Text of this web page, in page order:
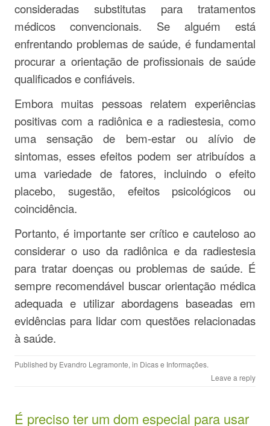
consideradas substitutas para tratamentos
médicos convencionais. Se alguém está
enfrentando problemas de saúde, é fundamental
procurar a orientação de profissionais de saúde
qualificados e confiáveis.
Embora muitas pessoas relatem experiências
positivas com a radiônica e a radiestesia, como
uma sensação de bem-estar ou alívio de
sintomas, esses efeitos podem ser atribuídos a
uma variedade de fatores, incluindo o efeito
placebo, sugestão, efeitos psicológicos ou
coincidência.
Portanto, é importante ser crítico e cauteloso ao
considerar o uso da radiônica e da radiestesia
para tratar doenças ou problemas de saúde. É
sempre recomendável buscar orientação médica
adequada e utilizar abordagens baseadas em
evidências para lidar com questões relacionadas
à saúde.
Published by Evandro Legramonte, in Dicas e Informações.
Leave a reply
É preciso ter um dom especial para usar